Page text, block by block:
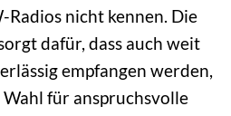
nicht kennen. Die
dafür, dass auch weit
empfangen werden,
für anspruchsvolle